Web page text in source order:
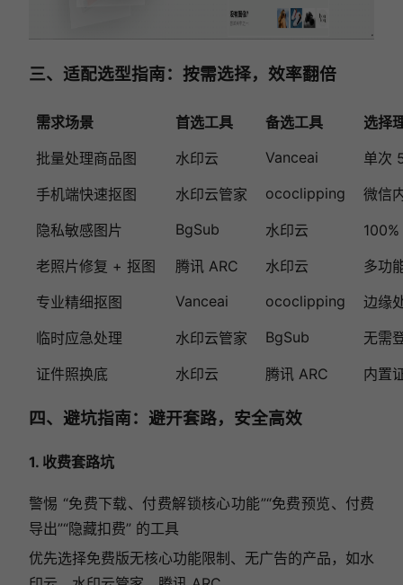
三、适配选型指南：按需选择，效率翻倍
需求场景 首选工具 备选工具
选择
批量处理商品图
水印云 Vanceai
单次
手机端快速抠图
水印云管家 ococlipping
微信
隐私敏感图片
BgSub 水印云
老照片修复 + 抠图
腾讯 ARC 水印云
多功
专业精细抠图
Vanceai ococlipping
边缘
临时应急处理
水印云管家 BgSub
无需
证件照换底
水印云 腾讯 ARC 内置
四、避坑指南：避开套路，安全高效
1. 收费套路坑
警惕 “免费下载、付费解锁核心功能”“免费预览、付费
导出”“隐藏扣费” 的工具
优先选择免费版无核心功能限制、无广告的产品，如水